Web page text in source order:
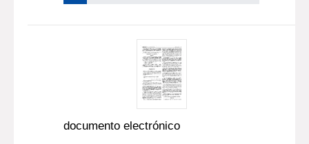
documento electrónico